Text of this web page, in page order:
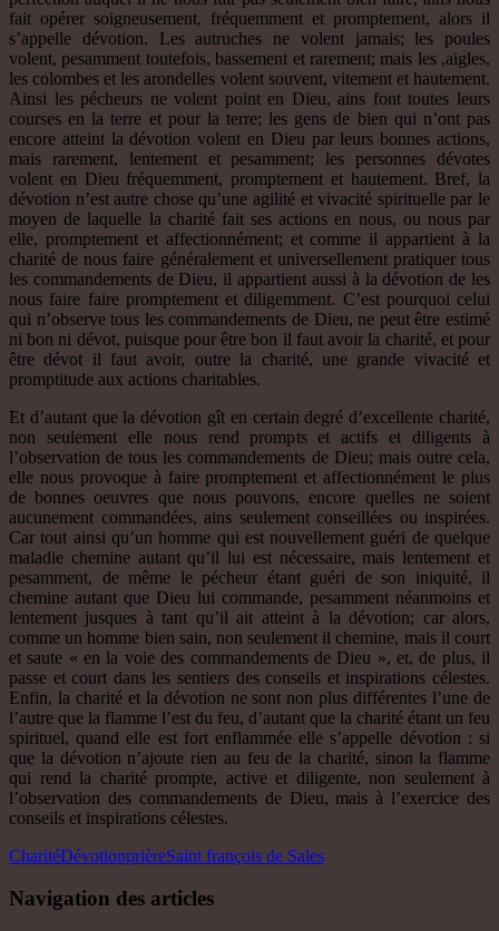
fait opérer soigneusement, fréquemment et promptement, alors il
s’appelle dévotion. Les autruches ne volent jamais; les poules
volent, pesamment toutefois, bassement et rarement; mais les ,aigles,
les colombes et les arondelles volent souvent, vitement et hautement.
Ainsi les pécheurs ne volent point en Dieu, ains font toutes leurs
courses en la terre et pour la terre; les gens de bien qui n’ont pas
encore atteint la dévotion volent en Dieu par leurs bonnes actions,
mais rarement, lentement et pesamment; les personnes dévotes
volent en Dieu fréquemment, promptement et hautement. Bref, la
dévotion n’est autre chose qu’une agilité et vivacité spirituelle par le
moyen de laquelle la charité fait ses actions en nous, ou nous par
elle, promptement et affectionnément; et comme il appartient à la
charité de nous faire généralement et universellement pratiquer tous
les commandements de Dieu, il appartient aussi à la dévotion de les
nous faire faire promptement et diligemment. C’est pourquoi celui
qui n’observe tous les commandements de Dieu, ne peut être estimé
ni bon ni dévot, puisque pour être bon il faut avoir la charité, et pour
être dévot il faut avoir, outre la charité, une grande vivacité et
promptitude aux actions charitables.
Et d’autant que la dévotion gît en certain degré d’excellente charité,
non seulement elle nous rend prompts et actifs et diligents à
l’observation de tous les commandements de Dieu; mais outre cela,
elle nous provoque à faire promptement et affectionnément le plus
de bonnes oeuvres que nous pouvons, encore quelles ne soient
aucunement commandées, ains seulement conseillées ou inspirées.
Car tout ainsi qu’un homme qui est nouvellement guéri de quelque
maladie chemine autant qu’il lui est nécessaire, mais lentement et
pesamment, de même le pécheur étant guéri de son iniquité, il
chemine autant que Dieu lui commande, pesamment néanmoins et
lentement jusques à tant qu’il ait atteint à la dévotion; car alors,
comme un homme bien sain, non seulement il chemine, mais il court
et saute « en la voie des commandements de Dieu », et, de plus, il
passe et court dans les sentiers des conseils et inspirations célestes.
Enfin, la charité et la dévotion ne sont non plus différentes l’une de
l’autre que la flamme l’est du feu, d’autant que la charité étant un feu
spirituel, quand elle est fort enflammée elle s’appelle dévotion : si
que la dévotion n’ajoute rien au feu de la charité, sinon la flamme
qui rend la charité prompte, active et diligente, non seulement à
l’observation des commandements de Dieu, mais à l’exercice des
conseils et inspirations célestes.
CharitéDévotionprièreSaint françois de Sales
Navigation des articles